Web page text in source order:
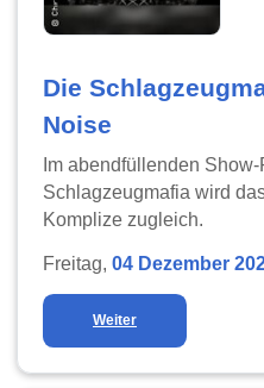
Die
Noise
Im abendfüllenden
Schlagzeugmafia wird
Komplize zugleich.
Freitag, 04 Dezember
Weiter